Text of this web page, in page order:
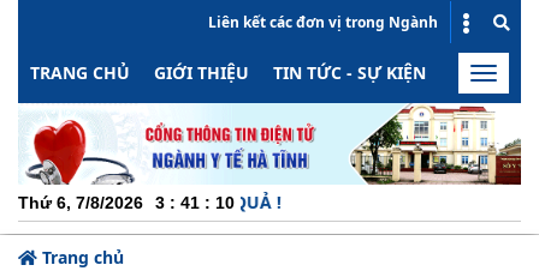
Liên kết các đơn vị trong Ngành
TRANG CHỦ GIỚI THIỆU TIN TỨC - SỰ KIỆN HOẠT
Toggle
Thứ 6, 7/8/2026 3 : 41 : 10
- MINH BẠCH - HIỆU QUẢ !
Trang chủ